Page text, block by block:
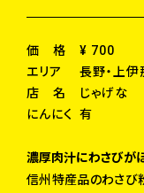
価 格
¥ 700
エリア
長野・上伊
店 名
じゃげな
にんにく
有
濃厚肉汁にわさびが
信州特産品のわさび